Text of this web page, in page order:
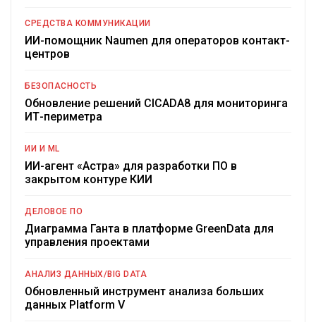
СРЕДСТВА КОММУНИКАЦИИ
ИИ-помощник Naumen для операторов контакт-
центров
БЕЗОПАСНОСТЬ
Обновление решений CICADA8 для мониторинга
ИТ-периметра
ИИ И ML
ИИ-агент «Астра» для разработки ПО в
закрытом контуре КИИ
ДЕЛОВОЕ ПО
Диаграмма Ганта в платформе GreenData для
управления проектами
АНАЛИЗ ДАННЫХ/BIG DATA
Обновленный инструмент анализа больших
данных Platform V